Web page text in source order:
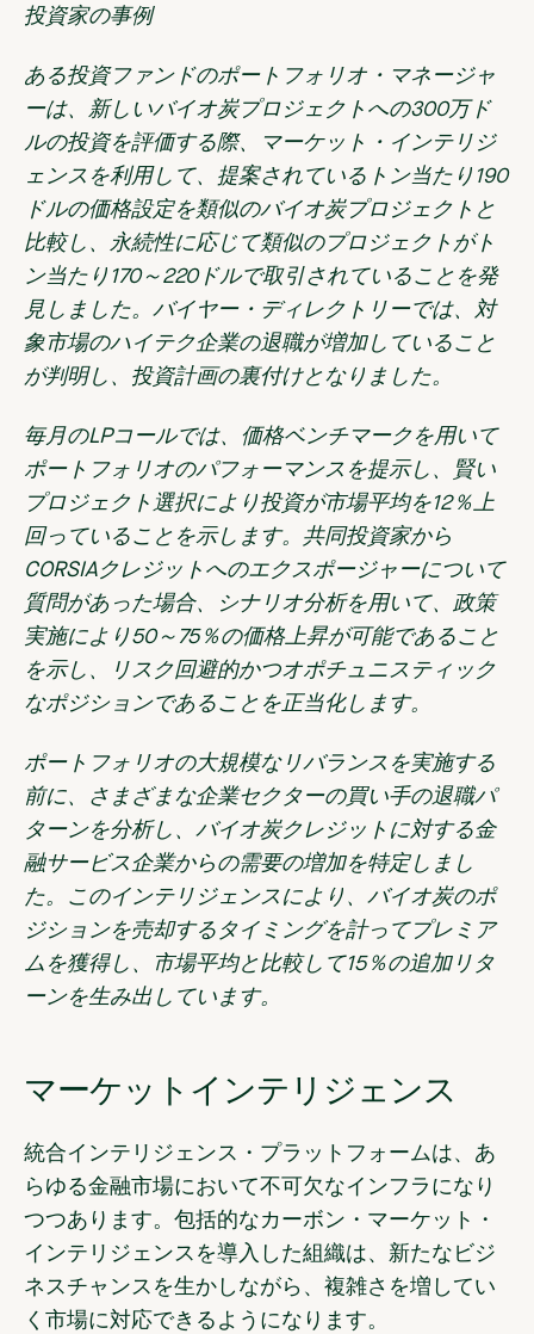
投資家の事例
ある投資ファンドのポートフォリオ・マネージャ
ーは、新しいバイオ炭プロジェクトへの300万ド
ルの投資を評価する際、マーケット・インテリジ
ェンスを利用して、提案されているトン当たり190
ドルの価格設定を類似のバイオ炭プロジェクトと
比較し、永続性に応じて類似のプロジェクトがト
ン当たり170～220ドルで取引されていることを発
見しました。バイヤー・ディレクトリーでは、対
象市場のハイテク企業の退職が増加していること
が判明し、投資計画の裏付けとなりました。
毎月のLPコールでは、価格ベンチマークを用いて
ポートフォリオのパフォーマンスを提示し、賢い
プロジェクト選択により投資が市場平均を12％上
回っていることを示します。共同投資家から
CORSIAクレジットへのエクスポージャーについて
質問があった場合、シナリオ分析を用いて、政策
実施により50～75％の価格上昇が可能であること
を示し、リスク回避的かつオポチュニスティック
なポジションであることを正当化します。
ポートフォリオの大規模なリバランスを実施する
前に、さまざまな企業セクターの買い手の退職パ
ターンを分析し、バイオ炭クレジットに対する金
融サービス企業からの需要の増加を特定しまし
た。このインテリジェンスにより、バイオ炭のポ
ジションを売却するタイミングを計ってプレミア
ムを獲得し、市場平均と比較して15％の追加リタ
ーンを生み出しています。
マーケットインテリジェンス
統合インテリジェンス・プラットフォームは、あ
らゆる金融市場において不可欠なインフラになり
つつあります。包括的なカーボン・マーケット・
インテリジェンスを導入した組織は、新たなビジ
ネスチャンスを生かしながら、複雑さを増してい
く市場に対応できるようになります。